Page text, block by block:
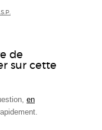
de
sur cette
en